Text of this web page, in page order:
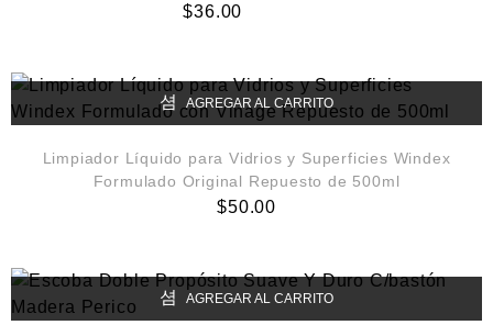
$36.00
AGREGAR AL CARRITO
Limpiador Líquido para Vidrios y Superficies Windex
Formulado Original Repuesto de 500ml
$50.00
AGREGAR AL CARRITO